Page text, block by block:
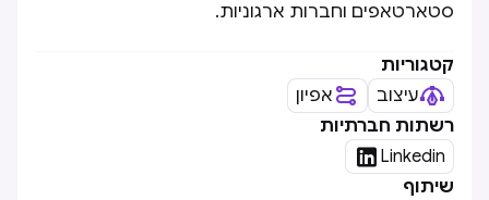
סטארטאפים וחברות ארגוניות.
קטגוריות
עיצוב
אפיון
רשתות חברתיות
 Linkedin
שיתוף